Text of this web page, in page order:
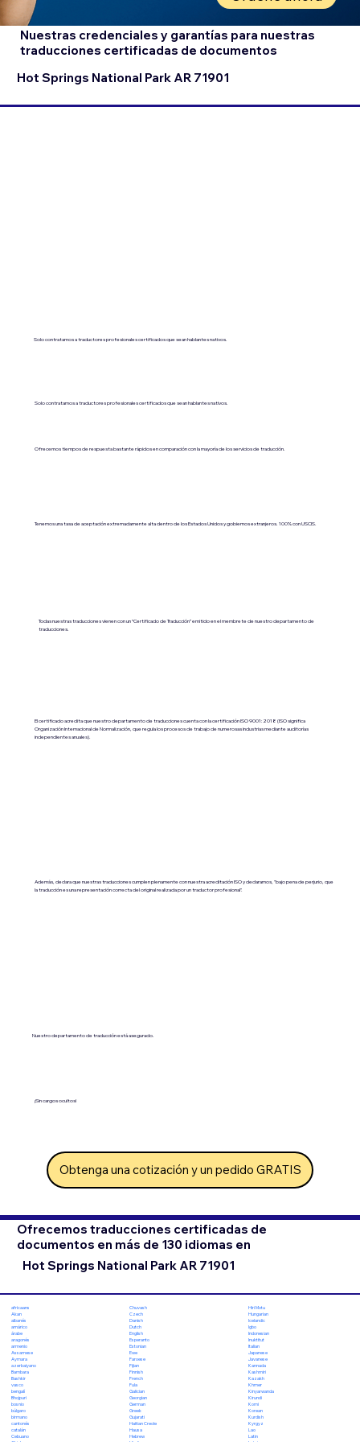
Nuestras credenciales y garantías para nuestras
traducciones certificadas de documentos
Hot Springs National Park AR 71901
Solo contratamos a traductores profesionales certificados que sean hablantes nativos.
Solo contratamos a traductores profesionales certificados que sean hablantes nativos.
Ofrecemos tiempos de respuesta bastante rápidos en comparación con la mayoría de los servicios de traducción.
Tenemos una tasa de aceptación extremadamente alta dentro de los Estados Unidos y gobiernos extranjeros. 100% con USCIS.
Todas nuestras traducciones vienen con un “Certificado de Traducción” emitido en el membrete de nuestro departamento de
traducciones.
El certificado acredita que nuestro departamento de traducciones cuenta con la certificación ISO 9001:2018 (ISO significa
Organización Internacional de Normalización, que regula los procesos de trabajo de numerosas industrias mediante auditorías
independientes anuales).
Además, declara que nuestras traducciones cumplen plenamente con nuestra acreditación ISO y declaramos, "bajo pena de perjurio, que
la traducción es una representación correcta del original realizada por un traductor profesional".
Nuestro departamento de traducción está asegurado.
¡Sin cargos ocultos!
Obtenga una cotización y un pedido GRATIS
Ofrecemos traducciones certificadas de
documentos en más de 130 idiomas en
Hot Springs National Park AR 71901
africaans
Akan
albanés
amárico
árabe
aragonés
armenio
Assamese
Aymara
azerbaiyano
Bambara
Bashkir
vasco
bengalí
Bhojpuri
bosnio
búlgaro
birmano
cantonés
catalán
Cebuano
Chuvash
Czech
Danish
Dutch
English
Esperanto
Estonian
Ewe
Faroese
Fijian
Finnish
French
Fula
Galician
Georgian
German
Greek
Gujarati
Haitian Creole
Hausa
Hebrew
Hiri Motu
Hungarian
Icelandic
Igbo
Indonesian
Inuktitut
Italian
Japanese
Javanese
Kannada
Kashmiri
Kazakh
Khmer
Kinyarwanda
Kirundi
Komi
Korean
Kurdish
Kyrgyz
Lao
Latin